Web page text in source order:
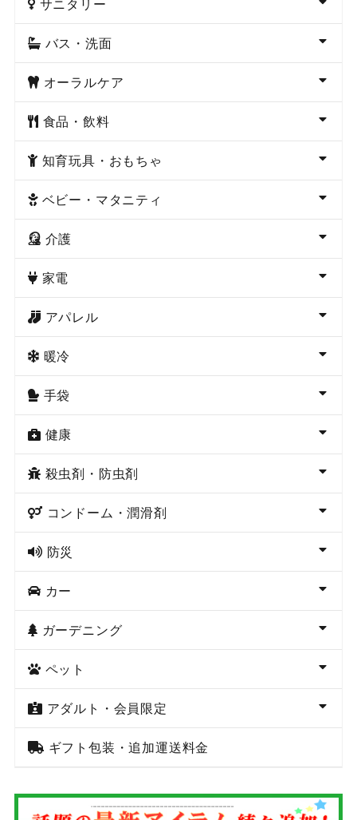
サニタリー
バス・洗面
オーラルケア
食品・飲料
知育玩具・おもちゃ
ベビー・マタニティ
介護
家電
アパレル
暖冷
手袋
健康
殺虫剤・防虫剤
コンドーム・潤滑剤
防災
カー
ガーデニング
ペット
アダルト・会員限定
ギフト包装・追加運送料金